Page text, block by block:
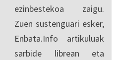
ezinbestekoa zaigu.
Zuen sustenguari esker,
Enbata.Info artikuluak
sarbide librean eta